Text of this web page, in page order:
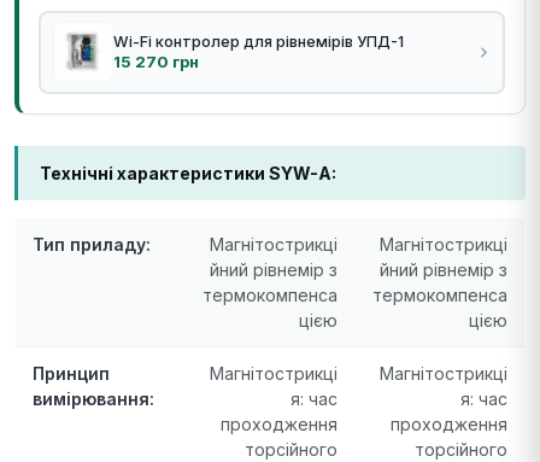
Wi-Fi контролер для рівнемірів УПД-1
15 270 грн
Технічні характеристики SYW-A:
Тип приладу:
Магнітострикці
йний рівнемір з
термокомпенса
цією
Магнітострикці
йний рівнемір з
термокомпенса
цією
Принцип
вимірювання:
Магнітострикці
я: час
проходження
торсійного
Магнітострикці
я: час
проходження
торсійного